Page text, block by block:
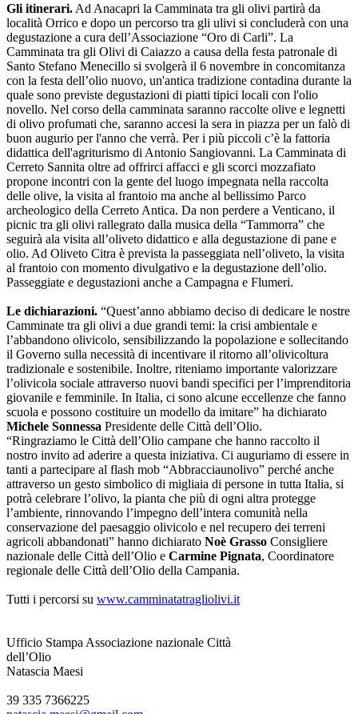
Gli itinerari. Ad Anacapri la Camminata tra gli olivi partirà da
località Orrico e dopo un percorso tra gli ulivi si concluderà con una
degustazione a cura dell’Associazione “Oro di Carli”. La
Camminata tra gli Olivi di Caiazzo a causa della festa patronale di
Santo Stefano Menecillo si svolgerà il 6 novembre in concomitanza
con la festa dell’olio nuovo, un'antica tradizione contadina durante la
quale sono previste degustazioni di piatti tipici locali con l'olio
novello. Nel corso della camminata saranno raccolte olive e legnetti
di olivo profumati che, saranno accesi la sera in piazza per un falò di
buon augurio per l'anno che verrà. Per i più piccoli c’è la fattoria
didattica dell'agriturismo di Antonio Sangiovanni. La Camminata di
Cerreto Sannita oltre ad offrirci affacci e gli scorci mozzafiato
propone incontri con la gente del luogo impegnata nella raccolta
delle olive, la visita al frantoio ma anche al bellissimo Parco
archeologico della Cerreto Antica. Da non perdere a Venticano, il
picnic tra gli olivi rallegrato dalla musica della “Tammorra” che
seguirà ala visita all’oliveto didattico e alla degustazione di pane e
olio. Ad Oliveto Citra è prevista la passeggiata nell’oliveto, la visita
al frantoio con momento divulgativo e la degustazione dell’olio.
Passeggiate e degustazioni anche a Campagna e Flumeri.
Le dichiarazioni. “Quest’anno abbiamo deciso di dedicare le nostre
Camminate tra gli olivi a due grandi temi: la crisi ambientale e
l’abbandono olivicolo, sensibilizzando la popolazione e sollecitando
il Governo sulla necessità di incentivare il ritorno all’olivicoltura
tradizionale e sostenibile. Inoltre, riteniamo importante valorizzare
l’olivicola sociale attraverso nuovi bandi specifici per l’imprenditoria
giovanile e femminile. In Italia, ci sono alcune eccellenze che fanno
scuola e possono costituire un modello da imitare” ha dichiarato
Michele Sonnessa Presidente delle Città dell’Olio.
“Ringraziamo le Città dell’Olio campane che hanno raccolto il
nostro invito ad aderire a questa iniziativa. Ci auguriamo di essere in
tanti a partecipare al flash mob “Abbracciaunolivo” perché anche
attraverso un gesto simbolico di migliaia di persone in tutta Italia, si
potrà celebrare l’olivo, la pianta che più di ogni altra protegge
l’ambiente, rinnovando l’impegno dell’intera comunità nella
conservazione del paesaggio olivicolo e nel recupero dei terreni
agricoli abbandonati” hanno dichiarato Noè Grasso Consigliere
nazionale delle Città dell’Olio e Carmine Pignata, Coordinatore
regionale delle Città dell’Olio della Campania.
Tutti i percorsi su www.camminatatragliolivi.it
Ufficio Stampa Associazione nazionale Città
dell’Olio
Natascia Maesi
39 335 7366225